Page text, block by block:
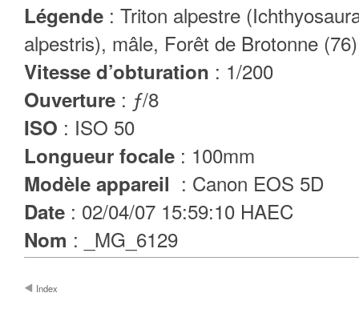
Légende : Triton alpestre
alpestris), mâle, Forêt de Brotonne
Vitesse d’obturation : 1/200
Ouverture : ƒ/8
ISO : ISO 50
Longueur focale : 100mm
Modèle appareil : Canon EOS 5D
Date : 02/04/07 15:59:10 HAEC
Nom : _MG_6129
Index